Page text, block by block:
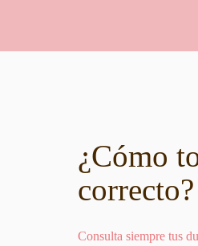
¿Cómo
correcto?
Consulta siempre tus